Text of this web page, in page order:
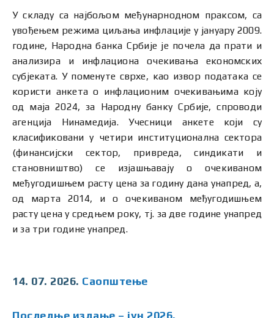
У складу са најбољом међунарнодном праксом, са
увођењем режима циљања инфлације у јануару 2009.
године, Народна банка Србије је почела да прати и
анализира и инфлациона очекивања економских
субјеката. У поменуте сврхе, као извор података се
користи анкета о инфлационим очекивањима коју
од маја 2024, за Народну банку Србије, спроводи
агенција Нинамедија. Учесници анкете који су
класификовани у четири институционална сектора
(финансијски сектор, привреда, синдикати и
становништво) се изјашњавају о очекиваном
међугодишњем расту цена за годину дана унапред, а,
од марта 2014, и о очекиваном међугодишњем
расту цена у средњем року, тј. за две године унапред
и за три године унапред.
14. 07. 2026. Саопштење
Последње издање – јун 2026.